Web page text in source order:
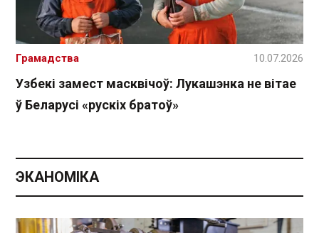
Узбекі замест масквічоў: Лукашэнка не вітае
ў Беларусі «рускіх братоў»
Грамадства 10.07.2026
ЭКАНОМІКА